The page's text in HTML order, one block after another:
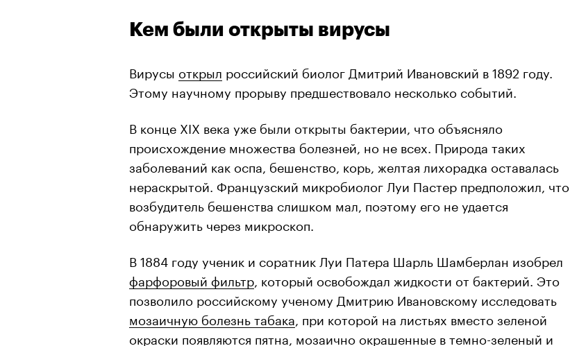
Кем были открыты вирусы
Вирусы открыл российский биолог Дмитрий Ивановский в 1892 году.
Этому научному прорыву предшествовало несколько событий.
В конце XIX века уже были открыты бактерии, что объясняло
происхождение множества болезней, но не всех. Природа таких
заболеваний как оспа, бешенство, корь, желтая лихорадка оставалась
нераскрытой. Французский микробиолог Луи Пастер предположил, что
возбудитель бешенства слишком мал, поэтому его не удается
обнаружить через микроскоп.
В 1884 году ученик и соратник Луи Патера Шарль Шамберлан изобрел
фарфоровый фильтр , который освобождал жидкости от бактерий. Это
позволило российскому ученому Дмитрию Ивановскому исследовать
мозаичную болезнь табака , при которой на листьях вместо зеленой
окраски появляются пятна, мозаично окрашенные в темно-зеленый и